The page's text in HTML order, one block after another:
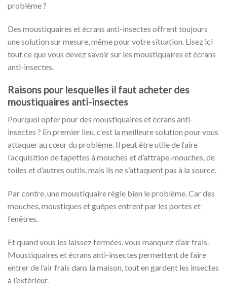
problème ?
Des moustiquaires et écrans anti-insectes offrent toujours
une solution sur mesure, même pour votre situation. Lisez ici
tout ce que vous devez savoir sur les moustiquaires et écrans
anti-insectes.
Raisons pour lesquelles il faut acheter des
moustiquaires anti-insectes
Pourquoi opter pour des moustiquaires et écrans anti-
insectes ? En premier lieu, c’est la meilleure solution pour vous
attaquer au cœur du problème. Il peut être utile de faire
l’acquisition de tapettes à mouches et d’attrape-mouches, de
toiles et d’autres outils, mais ils ne s’attaquent pas à la source.
Par contre, une moustiquaire règle bien le problème. Car des
mouches, moustiques et guêpes entrent par les portes et
fenêtres.
Et quand vous les laissez fermées, vous manquez d’air frais.
Moustiquaires et écrans anti-insectes permettent de faire
entrer de l’air frais dans la maison, tout en gardent les insectes
à l’extérieur.